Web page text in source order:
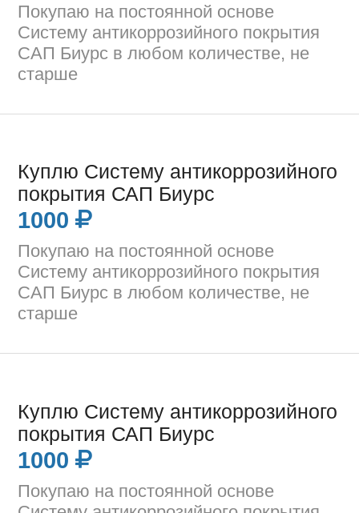
Покупаю на постоянной основе
Систему антикоррозийного покрытия
САП Биурс в любом количестве, не
старше
Куплю Систему антикоррозийного
покрытия САП Биурс
1000
Покупаю на постоянной основе
Систему антикоррозийного покрытия
САП Биурс в любом количестве, не
старше
Куплю Систему антикоррозийного
покрытия САП Биурс
1000
Покупаю на постоянной основе